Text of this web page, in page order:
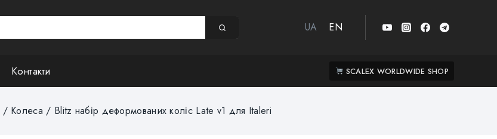
UA EN
Контакти SCALEX WORLDWIDE SHOP
/ Колеса / Blitz набір деформованих коліс Late v1 для Italeri